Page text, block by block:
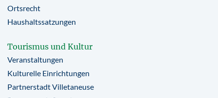
Ortsrecht
Haushaltssatzungen
Tourismus und Kultur
Veranstaltungen
Kulturelle Einrichtungen
Partnerstadt Villetaneuse